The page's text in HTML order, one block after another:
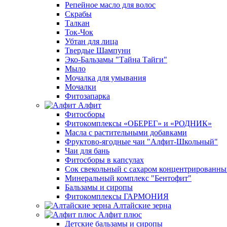
Репейное масло для волос
Скрабы
Талкан
Ток-Чок
Убтан для лица
Твердые Шампуни
Эко-Бальзамы "Тайна Тайги"
Мыло
Мочалка для умывания
Мочалки
Фитозапарка
Алфит
Фитосборы
Фитокомплексы «ОБЕРЕГ» и «РОДНИК»
Масла с растительными добавками
Фруктово-ягодные чаи "Алфит-Школьный"
Чаи для бань
Фитосборы в капсулах
Сок свекольный с сахаром
Минеральный комплекс "Бентофит"
Бальзамы и сиропы
Фитокомплексы ГАРМОНИЯ
Алтайские зерна
Алфит плюс
Детские бальзамы и сиропы